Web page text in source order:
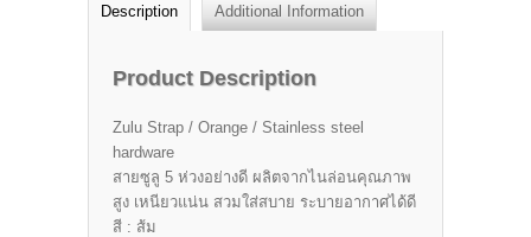
Description Additional Information
Product Description
Zulu Strap / Orange / Stainless steel
hardware
สายซูลู 5 ห่วงอย่างดี ผลิตจากไนล่อนคุณภาพ
สูง เหนียวแน่น สวมใส่สบาย ระบายอากาศได้ดี
สี : ส้ม